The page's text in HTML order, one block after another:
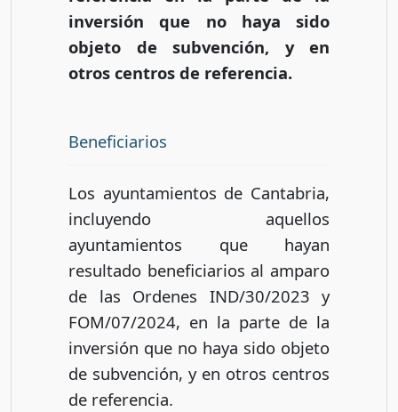
inversión que no haya sido
objeto de subvención, y en
otros centros de referencia.
Beneficiarios
Los ayuntamientos de Cantabria,
incluyendo aquellos
ayuntamientos que hayan
resultado beneficiarios al amparo
de las Ordenes IND/30/2023 y
FOM/07/2024, en la parte de la
inversión que no haya sido objeto
de subvención, y en otros centros
de referencia.